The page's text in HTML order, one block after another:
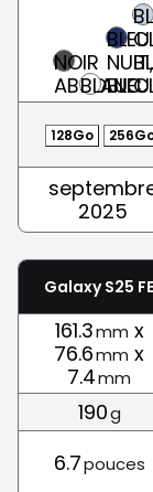
NOIR
ABSOLU
BLANC
BLEU
NUIT,
BLEU
128Go
2025
Galaxy S25 FE
161.3mm x
76.6mm x
7.4mm
190g
6.7pouces